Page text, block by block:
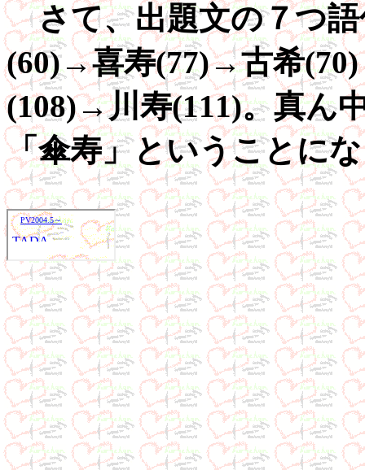
さて、出題文の７つ語
(60)→喜寿(77)→古希
(108)→川寿(111)。真ん
「傘寿」ということに